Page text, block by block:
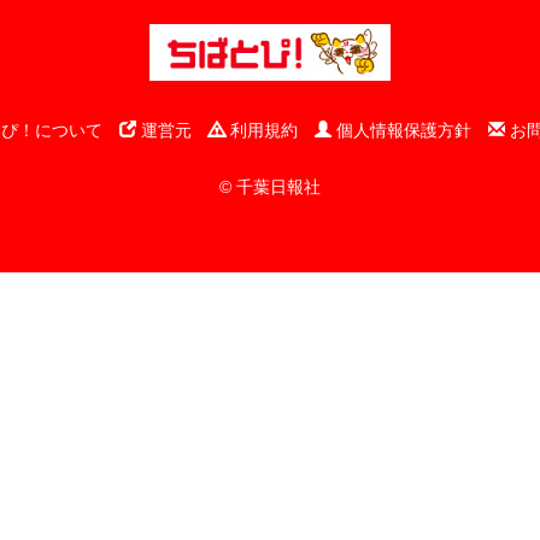
！について 運営元 利用規約 個人情報保護方針 お
© 千葉日報社